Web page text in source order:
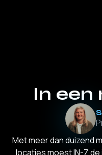
In een
Met meer dan duizend
locaties moest IN-Z